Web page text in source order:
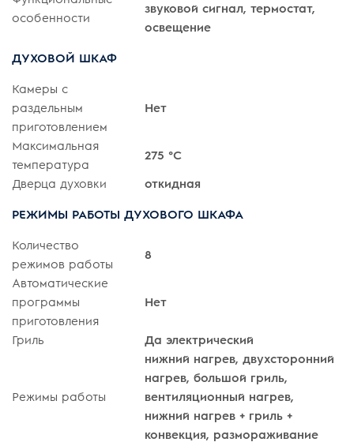
особенности
звуковой сигнал, термостат,
освещение
ДУХОВОЙ ШКАФ
Камеры с
раздельным
приготовлением
Нет
Максимальная
температура
275 °C
Дверца духовки
откидная
РЕЖИМЫ РАБОТЫ ДУХОВОГО ШКАФА
Количество
режимов работы
8
Автоматические
программы
приготовления
Нет
Гриль Да электрический
Режимы работы
нижний нагрев, двухсторонний
нагрев, большой гриль,
вентиляционный нагрев,
нижний нагрев + гриль +
конвекция, размораживание